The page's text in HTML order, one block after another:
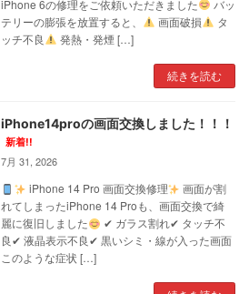
iPhone 6の修理をご依頼いただきました
バッ
テリーの膨張を放置すると、
画面破損
タ
ッチ不良
発熱・発煙 […]
続きを読む
iPhone14proの画面交換しました！！！
新着!!
7月 31, 2026
iPhone 14 Pro 画面交換修理
画面が割
れてしまったiPhone 14 Proも、画面交換で綺
麗に復旧しました
✔ ガラス割れ✔ タッチ不
良✔ 液晶表示不良✔ 黒いシミ・線が入った画面
このような症状 […]